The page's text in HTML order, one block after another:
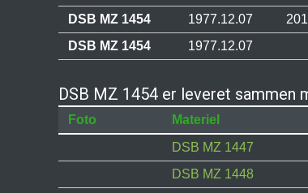
DSB MZ 1454
1977.12.07
DSB MZ 1454
1977.12.07
DSB MZ 1454 er leveret sammen
Foto Materiel
DSB MZ 1447
DSB MZ 1448